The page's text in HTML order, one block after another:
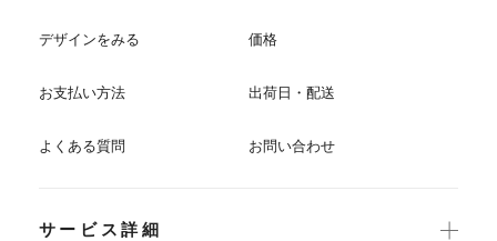
デザインをみる 価格
お支払い方法 出荷日・配送
よくある質問 お問い合わせ
サービス詳細